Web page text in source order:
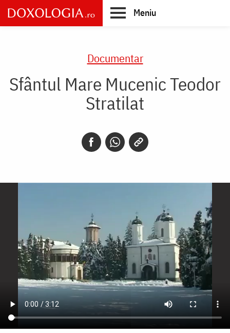
Skip
to
main
Meniu
Documentar
Sfântul Mare Mucenic Teodor
Stratilat